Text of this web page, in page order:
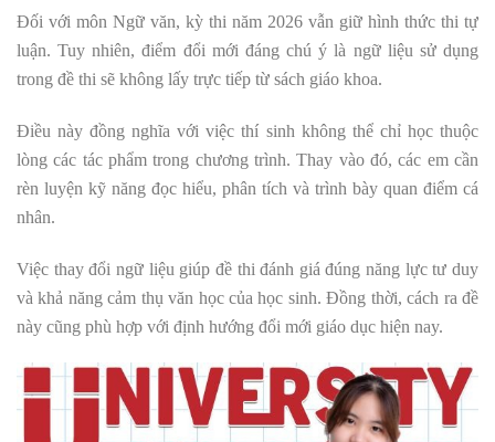
Đối với môn Ngữ văn, kỳ thi năm 2026 vẫn giữ hình thức thi tự
luận. Tuy nhiên, điểm đổi mới đáng chú ý là ngữ liệu sử dụng
trong đề thi sẽ không lấy trực tiếp từ sách giáo khoa.
Điều này đồng nghĩa với việc thí sinh không thể chỉ học thuộc
lòng các tác phẩm trong chương trình. Thay vào đó, các em cần
rèn luyện kỹ năng đọc hiểu, phân tích và trình bày quan điểm cá
nhân.
Việc thay đổi ngữ liệu giúp đề thi đánh giá đúng năng lực tư duy
và khả năng cảm thụ văn học của học sinh. Đồng thời, cách ra đề
này cũng phù hợp với định hướng đổi mới giáo dục hiện nay.